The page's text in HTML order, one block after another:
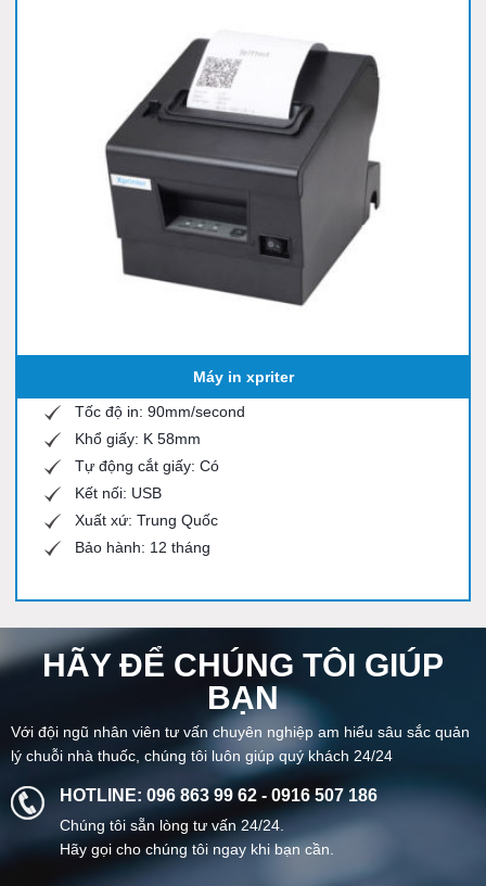
Máy in xpriter
Tốc độ in: 90mm/second
Khổ giấy: K 58mm
Tự động cắt giấy: Có
Kết nối: USB
Xuất xứ: Trung Quốc
Bảo hành: 12 tháng
HÃY ĐỂ CHÚNG TÔI GIÚP
BẠN
Với đội ngũ nhân viên tư vấn chuyên nghiệp am hiểu sâu sắc quản
lý chuỗi nhà thuốc, chúng tôi luôn giúp quý khách 24/24
HOTLINE: 096 863 99 62 - 0916 507 186
Chúng tôi sẵn lòng tư vấn 24/24.
Hãy gọi cho chúng tôi ngay khi bạn cần.